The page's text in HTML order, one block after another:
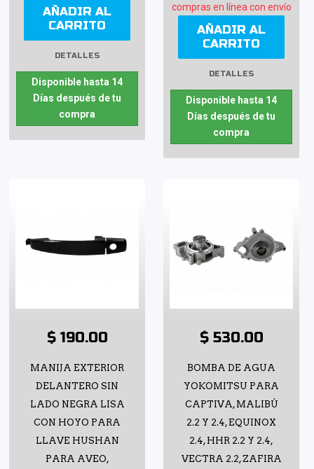
AÑADIR AL
CARRITO
DETALLES
Disponible hasta 14
Días después de tu
compra
compras en línea con envío
AÑADIR AL
CARRITO
DETALLES
Disponible hasta 14
Días después de tu
compra
$ 190.00
MANIJA EXTERIOR
DELANTERO SIN
LADO NEGRA LISA
CON HOYO PARA
LLAVE HUSHAN
PARA AVEO,
$ 530.00
BOMBA DE AGUA
YOKOMITSU PARA
CAPTIVA, MALIBÚ
2.2 Y 2.4, EQUINOX
2.4, HHR 2.2 Y 2.4,
VECTRA 2.2, ZAFIRA